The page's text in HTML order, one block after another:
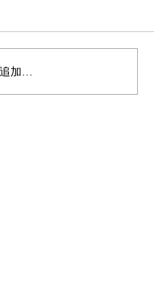
しているクラスが
す。 御参考に問
をお願い致しま
19:00から 大
加…